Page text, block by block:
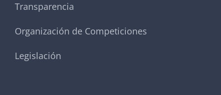
Transparencia
Organización de Competiciones
Legislación